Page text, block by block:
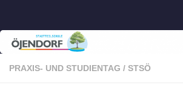
PRAXIS- UND STUDIENTAG / STSÖ